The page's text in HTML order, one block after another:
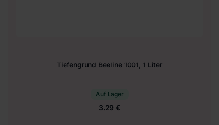
Tiefengrund Beeline 1001, 1 Liter
Auf Lager
3.29 €